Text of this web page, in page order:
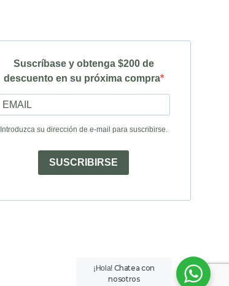
Suscríbase y obtenga $200 de
descuento en su próxima compra
Introduzca su dirección de e-mail para suscribirse.
SUSCRIBIRSE
¡Hola! Chatea con
nosotros